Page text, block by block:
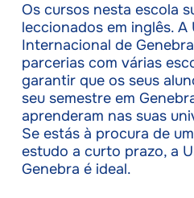
Os cursos nesta escola
leccionados em inglês. A
Internacional de
parcerias com várias
garantir que os seus
seu semestre em
aprenderam nas suas
Se estás à procura de
estudo a curto prazo, a
Genebra é ideal.